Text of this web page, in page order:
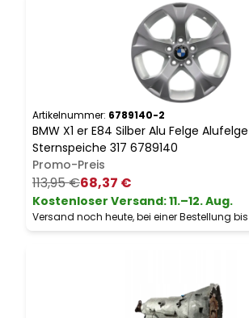
Artikelnummer: 6789140-2
BMW X1 er E84 Silber Alu Felge Alufelge
Sternspeiche 317 6789140
Promo-Preis
113,95 €68,37 €
Kostenloser Versand:11.–12. Aug.
Versand noch heute, bei einer Bestellung bis